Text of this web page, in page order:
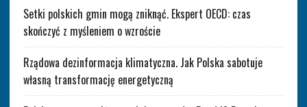
Setki polskich gmin mogą zniknąć. Ekspert OECD: czas
skończyć z myśleniem o wzroście
Rządowa dezinformacja klimatyczna. Jak Polska sabotuje
własną transformację energetyczną